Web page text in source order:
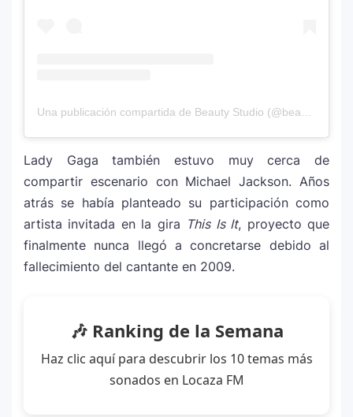
Lady Gaga también estuvo muy cerca de
compartir escenario con Michael Jackson. Años
atrás se había planteado su participación como
artista invitada en la gira This Is It, proyecto que
finalmente nunca llegó a concretarse debido al
fallecimiento del cantante en 2009.
🎶 Ranking de la Semana
Haz clic aquí para descubrir los 10 temas más
sonados en Locaza FM